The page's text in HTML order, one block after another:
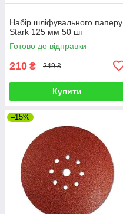
Набір шліфувального паперу
Stark 125 мм 50 шт
Готово до відправки
210 ₴ 249 ₴
Купити
–15%